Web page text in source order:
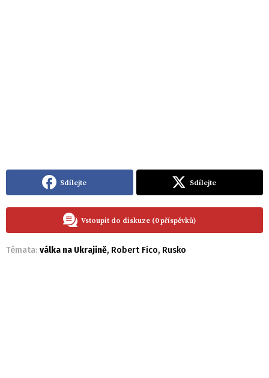
Sdílejte Sdílejte
Vstoupit do diskuze (0 příspěvků)
Témata: válka na Ukrajině, Robert Fico, Rusko